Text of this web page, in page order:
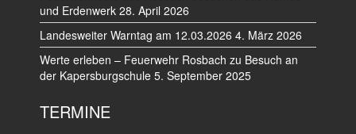
und Erdenwerk 28. April 2026
Landesweiter Warntag am 12.03.2026 4. März 2026
Werte erleben – Feuerwehr Rosbach zu Besuch an
der Kapersburgschule 5. September 2025
TERMINE